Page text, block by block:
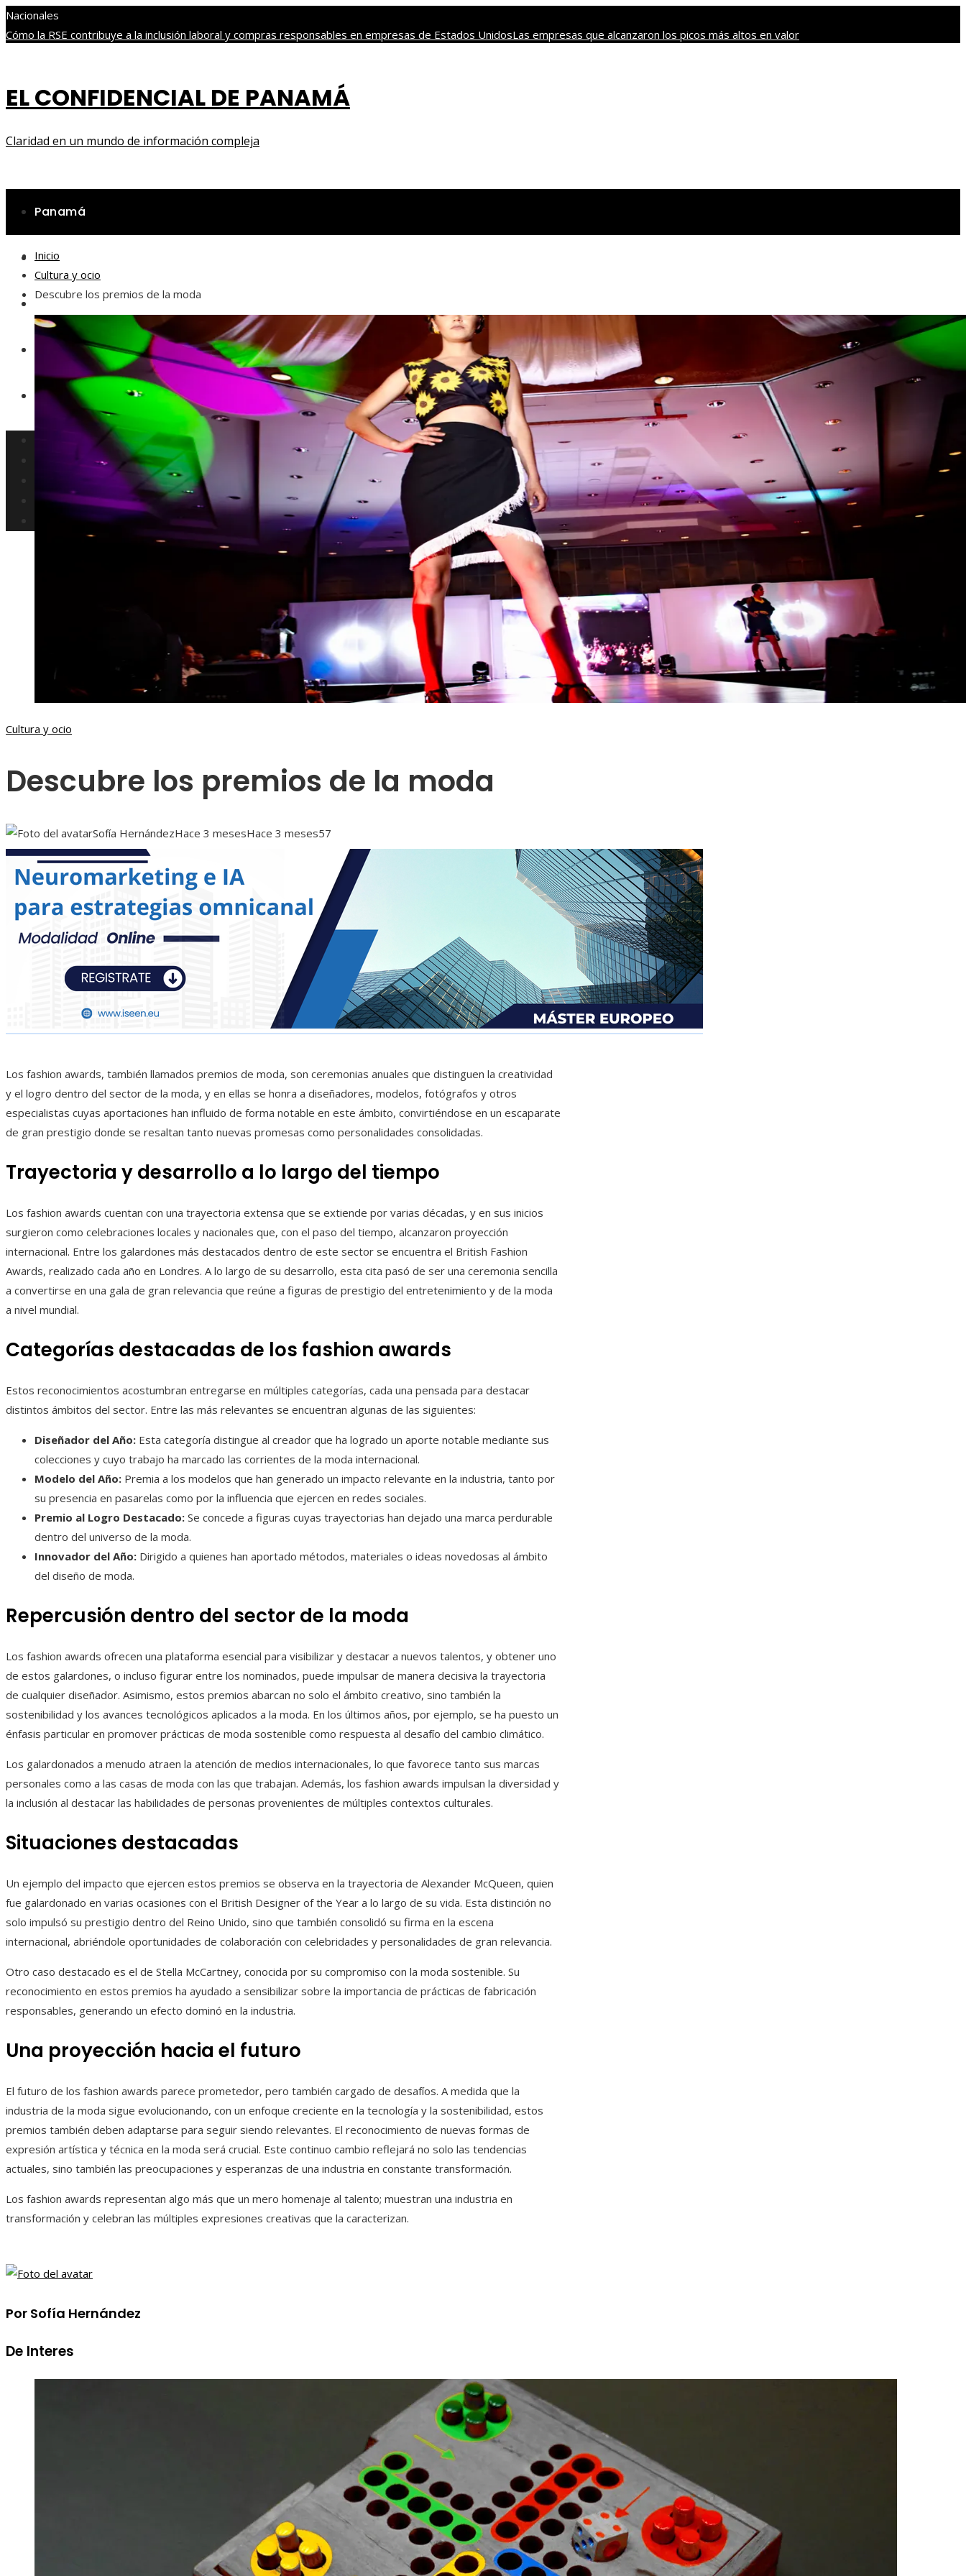
Nacionales
Cómo la RSE contribuye a la inclusión laboral y compras responsables en empresas de Estados UnidosLas empresas que alcanzaron los picos más altos en valor
jueves, agosto 6
EL CONFIDENCIAL DE PANAMÁ
Claridad en un mundo de información compleja
Panamá
Ciencia y tecnología
Cultura y ocio
Inversiones y negocios
Responsabilidad social
Ciencia y tecnología
Inversiones y negocios
Responsabilidad social
Inicio
Cultura y ocio
Descubre los premios de la moda
Cultura y ocio
Descubre los premios de la moda
Sofía HernándezHace 3 mesesHace 3 meses57
Los fashion awards, también llamados premios de moda, son ceremonias anuales que distinguen la creatividad
y el logro dentro del sector de la moda, y en ellas se honra a diseñadores, modelos, fotógrafos y otros
especialistas cuyas aportaciones han influido de forma notable en este ámbito, convirtiéndose en un escaparate
de gran prestigio donde se resaltan tanto nuevas promesas como personalidades consolidadas.
Trayectoria y desarrollo a lo largo del tiempo
Los fashion awards cuentan con una trayectoria extensa que se extiende por varias décadas, y en sus inicios
surgieron como celebraciones locales y nacionales que, con el paso del tiempo, alcanzaron proyección
internacional. Entre los galardones más destacados dentro de este sector se encuentra el British Fashion
Awards, realizado cada año en Londres. A lo largo de su desarrollo, esta cita pasó de ser una ceremonia sencilla
a convertirse en una gala de gran relevancia que reúne a figuras de prestigio del entretenimiento y de la moda
a nivel mundial.
Categorías destacadas de los fashion awards
Estos reconocimientos acostumbran entregarse en múltiples categorías, cada una pensada para destacar
distintos ámbitos del sector. Entre las más relevantes se encuentran algunas de las siguientes:
Diseñador del Año: Esta categoría distingue al creador que ha logrado un aporte notable mediante sus
colecciones y cuyo trabajo ha marcado las corrientes de la moda internacional.
Modelo del Año: Premia a los modelos que han generado un impacto relevante en la industria, tanto por
su presencia en pasarelas como por la influencia que ejercen en redes sociales.
Premio al Logro Destacado: Se concede a figuras cuyas trayectorias han dejado una marca perdurable
dentro del universo de la moda.
Innovador del Año: Dirigido a quienes han aportado métodos, materiales o ideas novedosas al ámbito
del diseño de moda.
Repercusión dentro del sector de la moda
Los fashion awards ofrecen una plataforma esencial para visibilizar y destacar a nuevos talentos, y obtener uno
de estos galardones, o incluso figurar entre los nominados, puede impulsar de manera decisiva la trayectoria
de cualquier diseñador. Asimismo, estos premios abarcan no solo el ámbito creativo, sino también la
sostenibilidad y los avances tecnológicos aplicados a la moda. En los últimos años, por ejemplo, se ha puesto un
énfasis particular en promover prácticas de moda sostenible como respuesta al desafío del cambio climático.
Los galardonados a menudo atraen la atención de medios internacionales, lo que favorece tanto sus marcas
personales como a las casas de moda con las que trabajan. Además, los fashion awards impulsan la diversidad y
la inclusión al destacar las habilidades de personas provenientes de múltiples contextos culturales.
Situaciones destacadas
Un ejemplo del impacto que ejercen estos premios se observa en la trayectoria de Alexander McQueen, quien
fue galardonado en varias ocasiones con el British Designer of the Year a lo largo de su vida. Esta distinción no
solo impulsó su prestigio dentro del Reino Unido, sino que también consolidó su firma en la escena
internacional, abriéndole oportunidades de colaboración con celebridades y personalidades de gran relevancia.
Otro caso destacado es el de Stella McCartney, conocida por su compromiso con la moda sostenible. Su
reconocimiento en estos premios ha ayudado a sensibilizar sobre la importancia de prácticas de fabricación
responsables, generando un efecto dominó en la industria.
Una proyección hacia el futuro
El futuro de los fashion awards parece prometedor, pero también cargado de desafíos. A medida que la
industria de la moda sigue evolucionando, con un enfoque creciente en la tecnología y la sostenibilidad, estos
premios también deben adaptarse para seguir siendo relevantes. El reconocimiento de nuevas formas de
expresión artística y técnica en la moda será crucial. Este continuo cambio reflejará no solo las tendencias
actuales, sino también las preocupaciones y esperanzas de una industria en constante transformación.
Los fashion awards representan algo más que un mero homenaje al talento; muestran una industria en
transformación y celebran las múltiples expresiones creativas que la caracterizan.
Por Sofía Hernández
De Interes